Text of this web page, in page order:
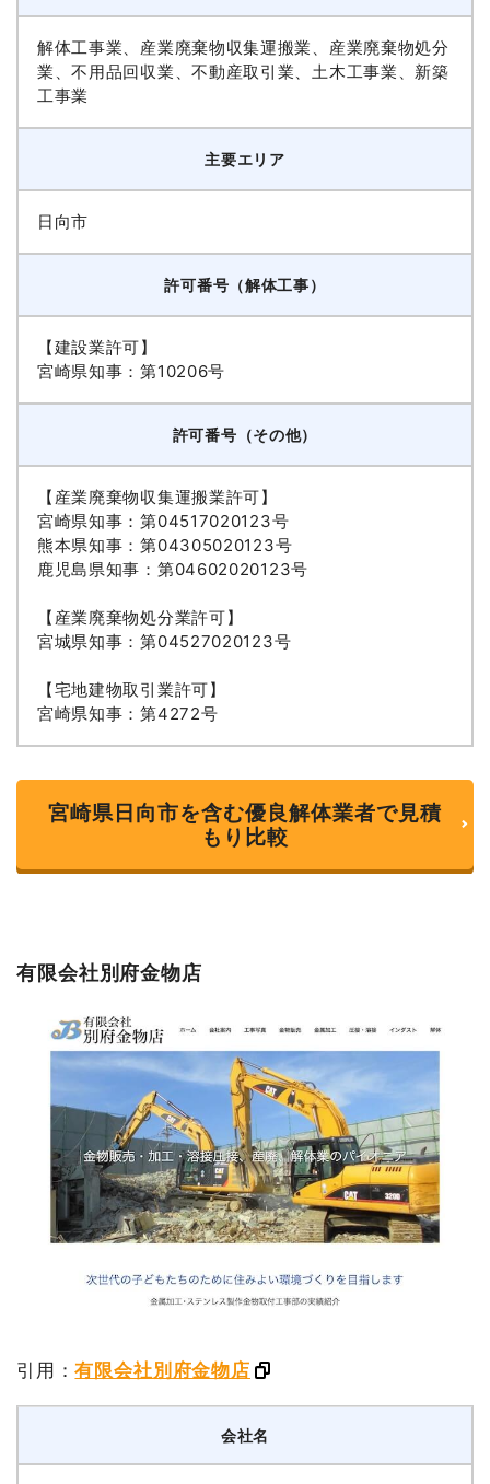
解体工事業、産業廃棄物収集運搬業、産業廃棄物処分
業、不用品回収業、不動産取引業、土木工事業、新築
工事業
主要エリア
日向市
許可番号（解体工事）
【建設業許可】
宮崎県知事：第10206号
許可番号（その他）
【産業廃棄物収集運搬業許可】
宮崎県知事：第04517020123号
熊本県知事：第04305020123号
鹿児島県知事：第04602020123号
【産業廃棄物処分業許可】
宮城県知事：第04527020123号
【宅地建物取引業許可】
宮崎県知事：第4272号
宮崎県日向市を含む優良解体業者で見積
もり比較
有限会社別府金物店
引用：有限会社別府金物店
会社名